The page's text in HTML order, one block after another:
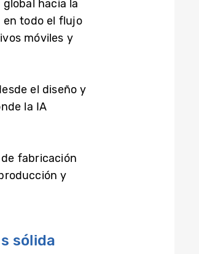
hacia la
en todo el flujo
móviles y
el diseño y
la IA
fabricación
y
sólida